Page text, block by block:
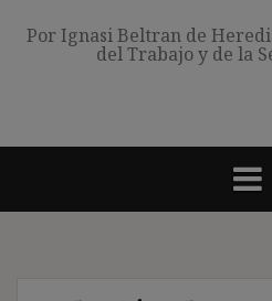
Por Ignasi Beltran de
del Trabajo y de la